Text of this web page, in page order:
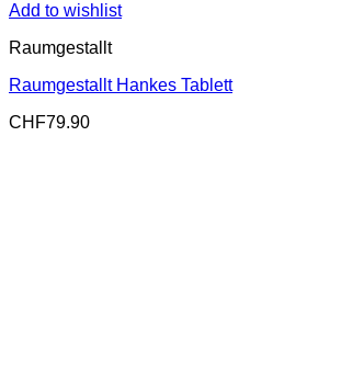
Add to wishlist
Raumgestallt
Raumgestallt Hankes Tablett
CHF79.90